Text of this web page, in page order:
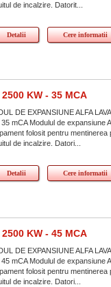
de incalzire. Datorit...
Detalii Cere informatii
KW - 35 MCA
DE EXPANSIUNE ALFA
35 mCA Modulul de expansiune
folosit pentru
de incalzire. Datori...
Detalii Cere informatii
KW - 45 MCA
DE EXPANSIUNE ALFA
45 mCA Modulul de expansiune
folosit pentru
de incalzire. Datori...